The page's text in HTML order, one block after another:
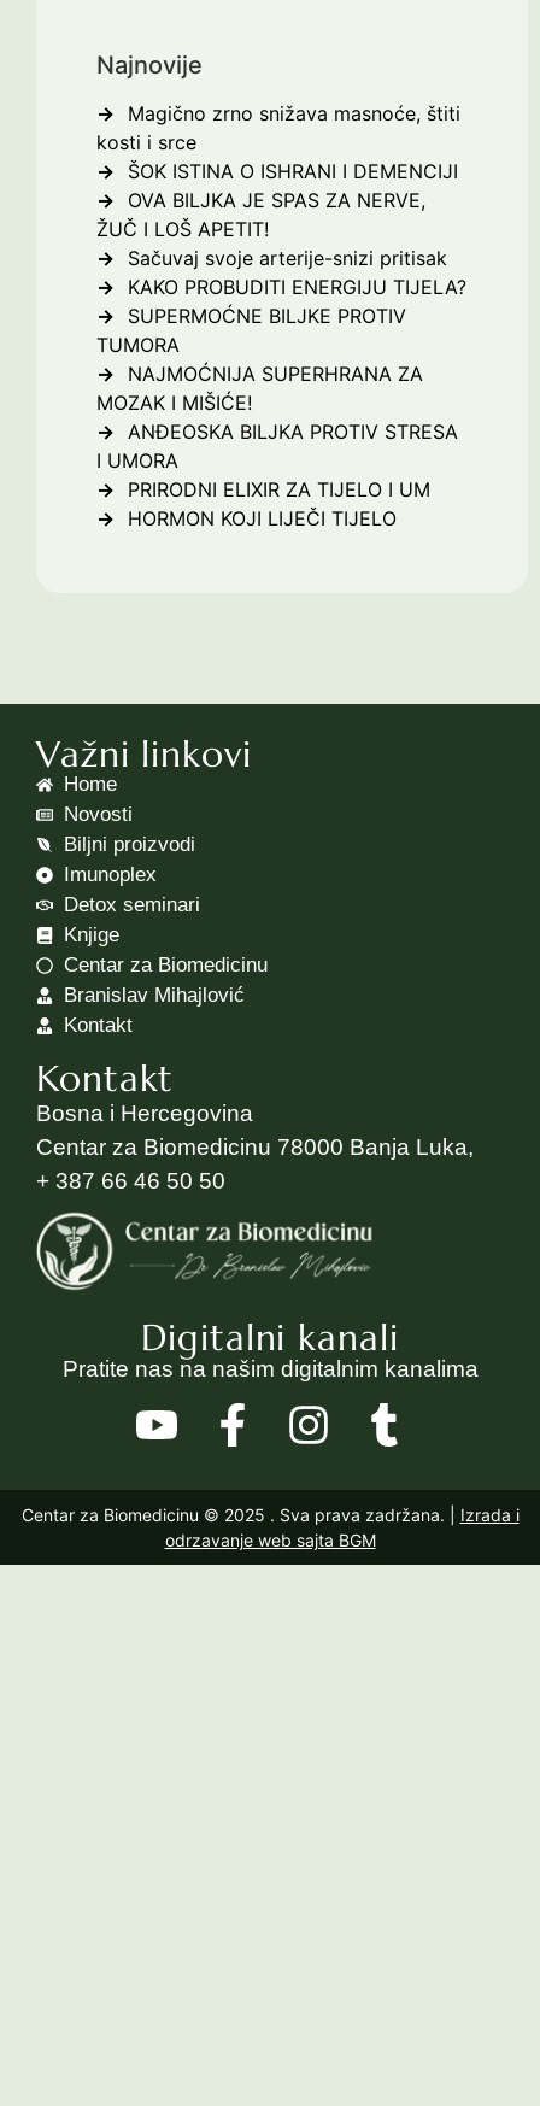
Najnovije
Magično zrno snižava masnoće, štiti
kosti i srce
ŠOK ISTINA O ISHRANI I DEMENCIJI
OVA BILJKA JE SPAS ZA NERVE,
ŽUČ I LOŠ APETIT!
Sačuvaj svoje arterije-snizi pritisak
KAKO PROBUDITI ENERGIJU TIJELA?
SUPERMOĆNE BILJKE PROTIV
TUMORA
NAJMOĆNIJA SUPERHRANA ZA
MOZAK I MIŠIĆE!
ANĐEOSKA BILJKA PROTIV STRESA
I UMORA
PRIRODNI ELIXIR ZA TIJELO I UM
HORMON KOJI LIJEČI TIJELO
Važni linkovi
Home
Novosti
Biljni proizvodi
Imunoplex
Detox seminari
Knjige
Centar za Biomedicinu
Branislav Mihajlović
Kontakt
Kontakt
Bosna i Hercegovina
Centar za Biomedicinu 78000 Banja Luka,
+ 387 66 46 50 50
Digitalni kanali
Pratite nas na našim digitalnim kanalima
Centar za Biomedicinu © 2025 . Sva prava zadržana. | Izrada i
odrzavanje web sajta BGM